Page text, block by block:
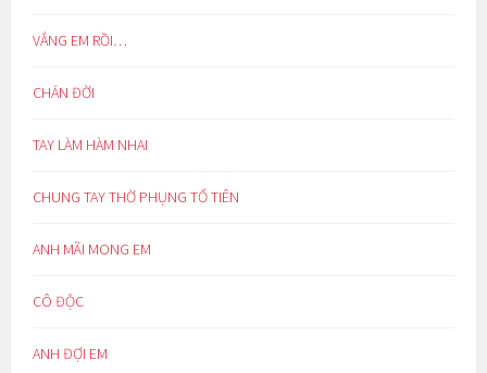
VẮNG EM RỒI…
CHÁN ĐỜI
TAY LÀM HÀM NHAI
CHUNG TAY THỜ PHỤNG TỔ TIÊN
ANH MÃI MONG EM
CÔ ĐỘC
ANH ĐỢI EM